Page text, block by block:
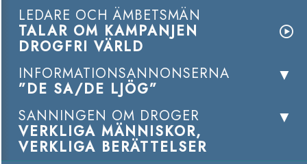
LEDARE OCH ÄMBETSMÄN
TALAR OM KAMPANJEN
DROGFRI VÄRLD
INFORMATIONSANNONSERNA
”DE SA/DE LJÖG”
SANNINGEN OM DROGER
VERKLIGA MÄNNISKOR,
VERKLIGA BERÄTTELSER